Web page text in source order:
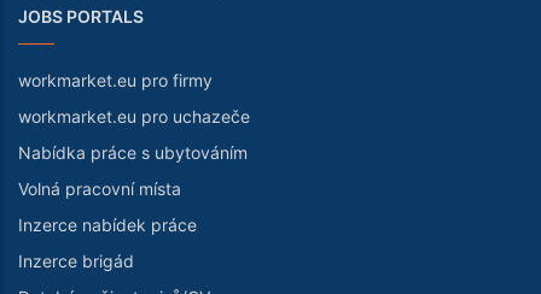
JOBS PORTALS
workmarket.eu pro firmy
workmarket.eu pro uchazeče
Nabídka práce s ubytováním
Volná pracovní místa
Inzerce nabídek práce
Inzerce brigád